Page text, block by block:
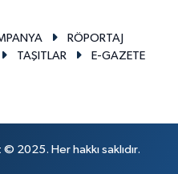
RÖPORTAJ
TAŞITLAR
E-GAZETE
2025. Her hakkı saklıdır.